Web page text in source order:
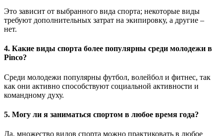
Это зависит от выбранного вида спорта; некоторые виды
требуют дополнительных затрат на экипировку, а другие –
нет.
4. Какие виды спорта более популярны среди молодежи в
Pinco?
Среди молодежи популярны футбол, волейбол и фитнес, так
как они активно способствуют социальной активности и
командному духу.
5. Могу ли я заниматься спортом в любое время года?
Да, множество видов спорта можно практиковать в любое